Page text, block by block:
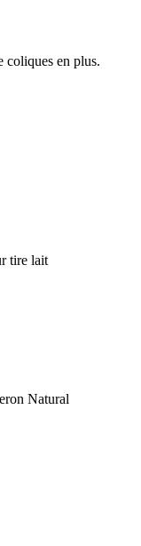
coliques en plus.
tire lait
Natural